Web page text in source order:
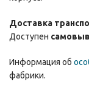
Доставка
Доступен
Информация об
фабрики.